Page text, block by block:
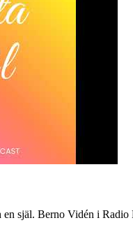
själ. Berno Vidén i